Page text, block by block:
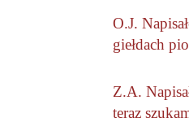
O.J.
giełdach
Z.A.
teraz